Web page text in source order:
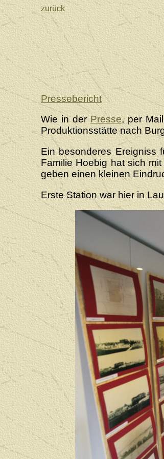
zurück
Pressebericht
Wie in der Presse, per
Produktionsstätte nach
Ein besonderes Ereigniss
Familie Hoebig hat sich
geben einen kleinen
Erste Station war hier in